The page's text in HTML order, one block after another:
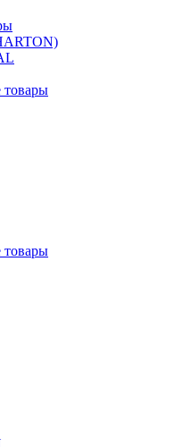
товары
товары